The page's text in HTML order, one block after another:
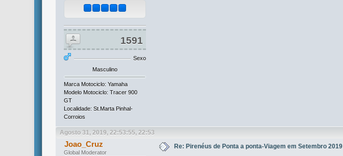
1591
Sexo
Masculino
Marca Motociclo: Yamaha
Modelo Motociclo: Tracer 900
GT
Localidade: St.Marta Pinhal-
Corroios
Agosto 31, 2019, 22:53:55, 22:53
Joao_Cruz
Global Moderator
Re: Pirenéus de Ponta a ponta-Viagem em Setembro 2019